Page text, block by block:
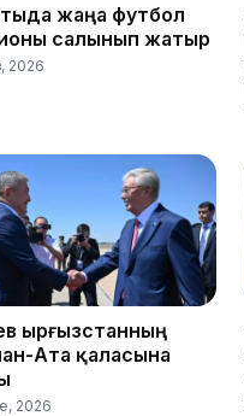
жаңа футбол
салынып жатыр
2026
Қырғызстанның
Ата қаласына
2026